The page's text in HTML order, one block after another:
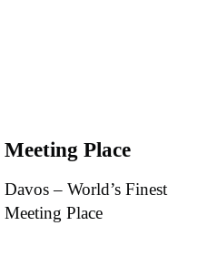
Meeting Place
Davos – World’s Finest
Meeting Place